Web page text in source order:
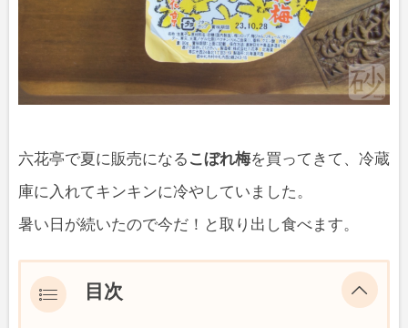
六花亭で夏に販売になる こぼれ梅を買ってきて、冷蔵
庫に入れてキンキンに冷やしていました。
暑い日が続いたので今だ！と取り出し食べます。
目次